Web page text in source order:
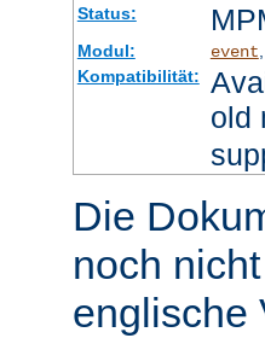
Status:
Modul: event
Kompatibilität:
old
Die
noch
englische